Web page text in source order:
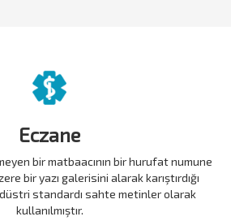
Eczane
bir matbaacının bir hurufat numune
bir yazı galerisini alarak karıştırdığı
standardı sahte metinler olarak
kullanılmıştır.